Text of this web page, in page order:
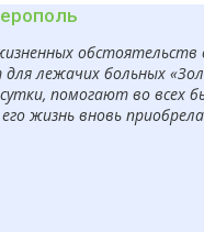
лежачих больных
помогают во всех
его жизнь вновь